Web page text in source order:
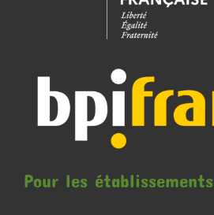
Pour les établissements